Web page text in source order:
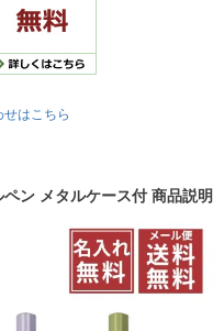
はこちら
ン メタルケース付 商品説明